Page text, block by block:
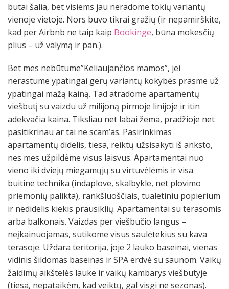
butai šalia, bet visiems jau neradome tokių variantų
vienoje vietoje. Nors buvo tikrai gražių (ir nepamirškite,
kad per Airbnb ne taip kaip Bookinge, būna mokesčių
plius – už valymą ir pan.).
Bet mes nebūtume”Keliaujančios mamos”, jei
nerastume ypatingai gerų variantų kokybės prasme už
ypatingai mažą kainą. Tad atradome apartamentų
viešbutį su vaizdu už milijoną pirmoje linijoje ir itin
adekvačia kaina. Tiksliau net labai žema, pradžioje net
pasitikrinau ar tai ne scam’as. Pasirinkimas
apartamentų didelis, tiesa, reiktų užsisakyti iš anksto,
nes mes užpildėme visus laisvus. Apartamentai nuo
vieno iki dviejų miegamųjų su virtuvėlėmis ir visa
buitine technika (indaplove, skalbykle, net plovimo
priemonių palikta), rankšluoščiais, tualetiniu popierium
ir nedidelis kiekis prausiklių. Apartamentai su terasomis
arba balkonais. Vaizdas per viešbučio langus –
neįkainuojamas, sutikome visus saulėtekius su kava
terasoje. Uždara teritorija, joje 2 lauko baseinai, vienas
vidinis šildomas baseinas ir SPA erdvė su saunom. Vaikų
žaidimų aikštelės lauke ir vaikų kambarys viešbutyje
(tiesa, nepataikėm, kad veiktų, gal visgi ne sezonas).